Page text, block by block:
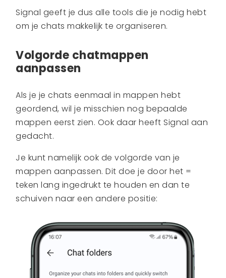
Signal geeft je dus alle tools die je nodig hebt
om je chats makkelijk te organiseren.
Volgorde chatmappen
aanpassen
Als je je chats eenmaal in mappen hebt
geordend, wil je misschien nog bepaalde
mappen eerst zien. Ook daar heeft Signal aan
gedacht.
Je kunt namelijk ook de volgorde van je
mappen aanpassen. Dit doe je door het =
teken lang ingedrukt te houden en dan te
schuiven naar een andere positie: